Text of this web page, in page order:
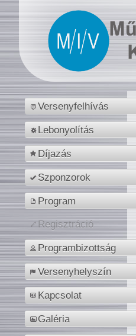
Versenyfelhívás
Lebonyolítás
Díjazás
Szponzorok
Program
Regisztráció
Programbizottság
Versenyhelyszín
Kapcsolat
Galéria